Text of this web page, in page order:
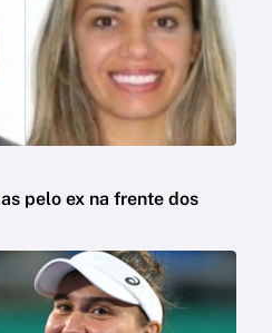
pelo ex na frente dos